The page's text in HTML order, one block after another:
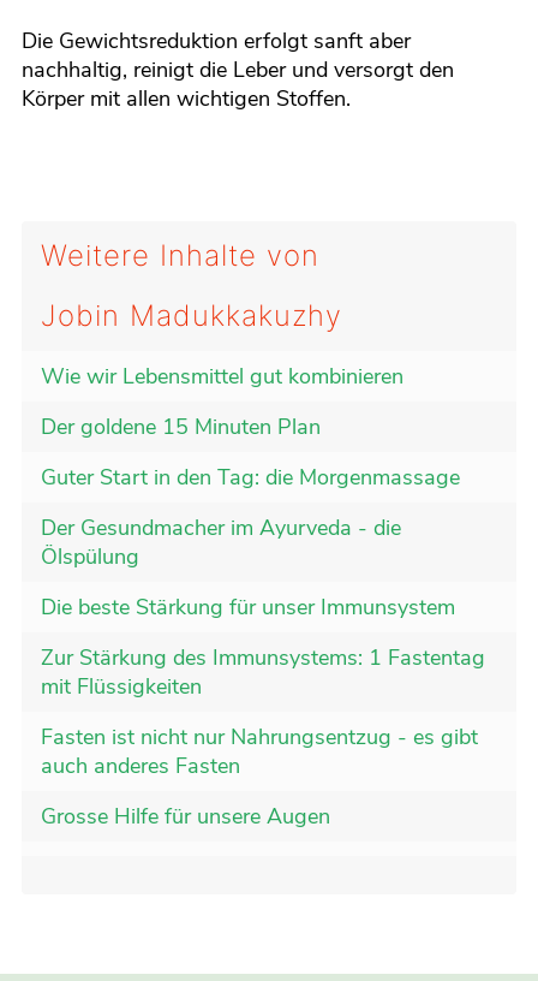
Die Gewichtsreduktion erfolgt sanft aber
nachhaltig, reinigt die Leber und versorgt den
Körper mit allen wichtigen Stoffen.
Weitere Inhalte von
Jobin Madukkakuzhy
Wie wir Lebensmittel gut kombinieren
Der goldene 15 Minuten Plan
Guter Start in den Tag: die Morgenmassage
Der Gesundmacher im Ayurveda - die
Ölspülung
Die beste Stärkung für unser Immunsystem
Zur Stärkung des Immunsystems: 1 Fastentag
mit Flüssigkeiten
Fasten ist nicht nur Nahrungsentzug - es gibt
auch anderes Fasten
Grosse Hilfe für unsere Augen